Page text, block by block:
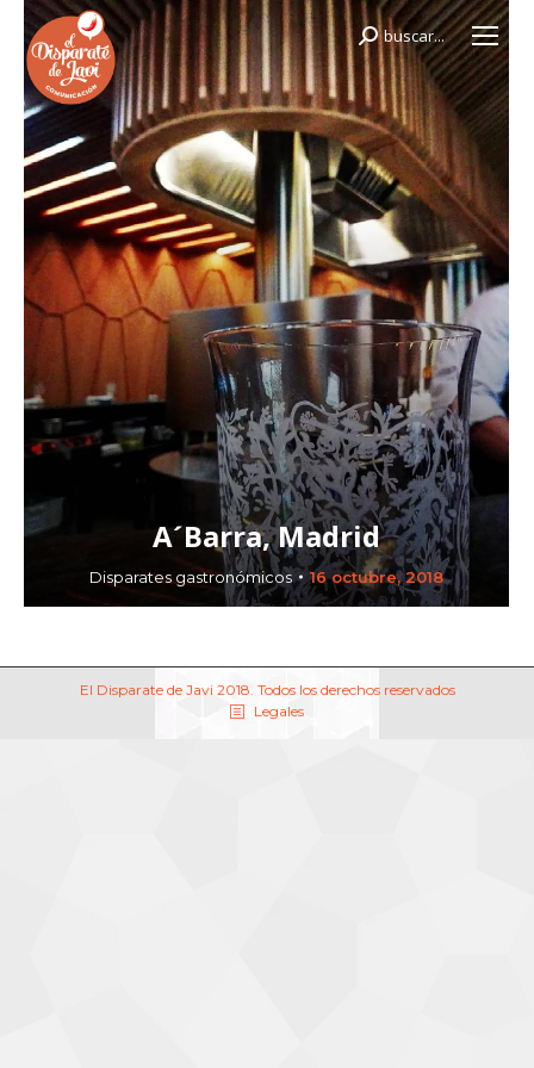
Buscar:
buscar...
A´Barra, Madrid
Disparates gastronómicos 16 octubre, 2018
El Disparate de Javi 2018. Todos los derechos reservados
Legales